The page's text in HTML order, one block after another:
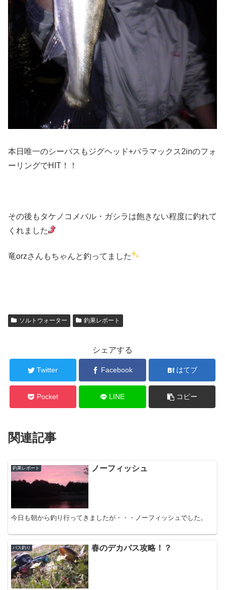
本日唯一のシーバスもジグヘッド+パラマックス2inのフォ
ーリングでHIT！！
その後もタケノコメバル・ガシラは飽きない程度に釣れて
くれました
竜orzさんもちゃんと釣ってました
ソルトウォーター 釣果レポート
シェアする
Twitter Facebook はてブ
Pocket LINE コピー
関連記事
釣果レポート ノーフィッシュ
今日も朝から釣り行ってきましたが・・・ノーフィッシュでした。
バス釣り 春のデカバス攻略！？